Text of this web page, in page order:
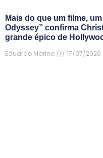
Mais do que um filme,
Odyssey” confirma
grande épico de
Eduardo Marino
17/07/2026